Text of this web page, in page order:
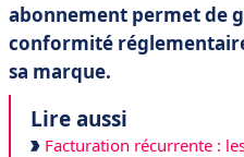
abonnement permet de
conformité
sa marque.
Lire aussi
Facturation récurrente :